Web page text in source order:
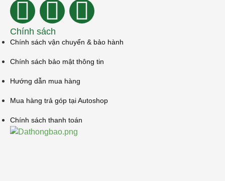
Chính sách
Chính sách vận chuyển & bảo hành
Chính sách bảo mật thông tin
Hướng dẫn mua hàng
Mua hàng trả góp tại Autoshop
Chính sách thanh toán